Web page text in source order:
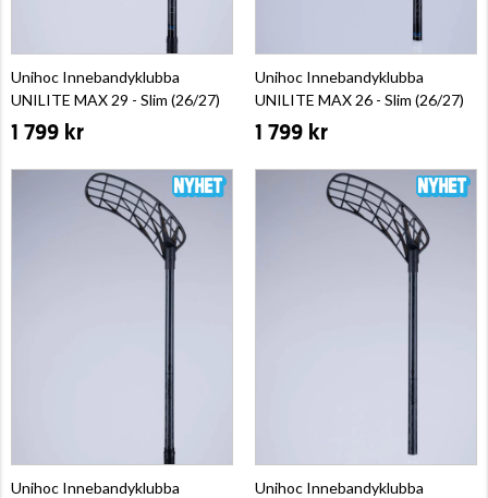
Unihoc Innebandyklubba
UNILITE MAX 29 - Slim (26/27)
1 799 kr
Unihoc Innebandyklubba
UNILITE MAX 26 - Slim (26/27)
1 799 kr
Unihoc Innebandyklubba
Unihoc Innebandyklubba